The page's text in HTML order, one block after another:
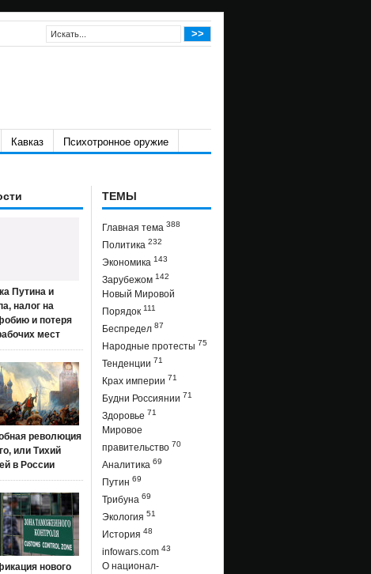
Кавказ
Психотронное оружие
Путина и
налог на
и потеря
мест
революция
или Тихий
в России
нового
ТЕМЫ
Главная тема 388
Политика 232
Экономика 143
Зарубежом 142
Новый Мировой
Порядок 111
Беспредел 87
Народные протесты 75
Тенденции 71
Крах империи 71
Будни Россиянии 71
Здоровье 71
Мировое
правительство 70
Аналитика 69
Путин 69
Трибуна 69
Экология 51
История 48
infowars.com 43
О национал-